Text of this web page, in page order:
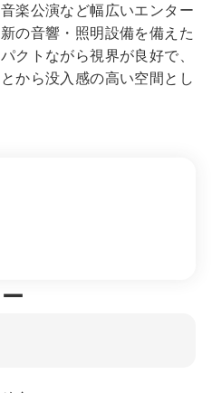
楽公演など幅広いエンター
の音響・照明設備を備えた
クトながら視界が良好で、
から没入感の高い空間とし